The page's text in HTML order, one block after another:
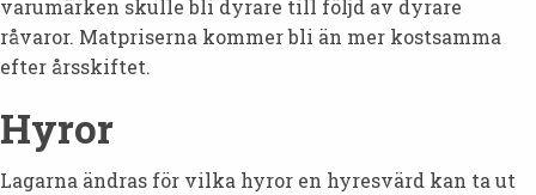
varumärken skulle bli dyrare till följd av dyrare
råvaror. Matpriserna kommer bli än mer kostsamma
efter årsskiftet.
Hyror
Lagarna ändras för vilka hyror en hyresvärd kan ta ut